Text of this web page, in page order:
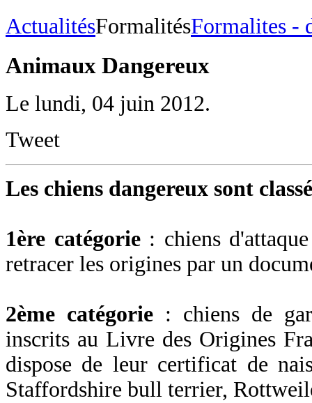
ActualitésFormalitésFormalites -
Animaux Dangereux
Le lundi, 04 juin 2012.
Tweet
Les chiens dangereux sont
1ère catégorie: chiens
retracer les origines par un
2ème catégorie : chiens de
inscrits au Livre des Origines
dispose de leur certificat de
Staffordshire bull terrier,